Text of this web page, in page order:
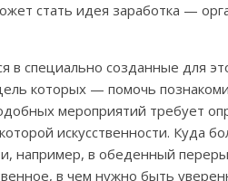
стать идея заработка —
в специально созданные для
которых — помочь
мероприятий требует
искусственности. Куда
например, в обеденный
в чем нужно быть